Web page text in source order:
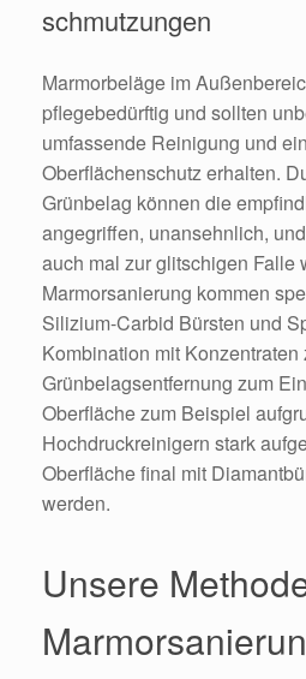
schmutzungen
Marmorbeläge im
pflegebedürftig und sollten
umfassende Reinigung und
Oberflächenschutz erhalten.
Grünbelag können die
angegriffen, unansehnlich,
auch mal zur glitschigen Falle
Marmorsanierung kommen
Silizium-Carbid Bürsten und
Kombination mit Konzentraten
Grünbelagsentfernung zum
Oberfläche zum Beispiel
Hochdruckreinigern stark
Oberfläche final mit
werden.
Unsere